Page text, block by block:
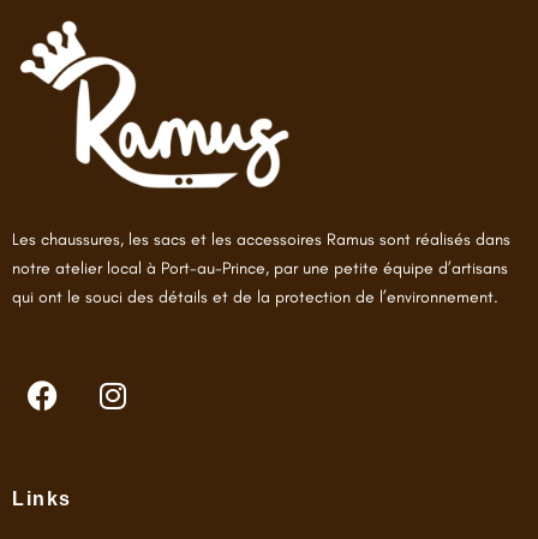
Les chaussures, les sacs et les accessoires Ramus sont réalisés dans
notre atelier local à Port-au-Prince, par une petite équipe d’artisans
qui ont le souci des détails et de la protection de l’environnement.
F
a
b
I
n
Links